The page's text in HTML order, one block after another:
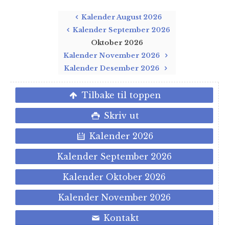
Kalender August 2026
Kalender September 2026
Oktober 2026
Kalender November 2026
Kalender Desember 2026
Tilbake til toppen
Skriv ut
Kalender 2026
Kalender September 2026
Kalender Oktober 2026
Kalender November 2026
Kontakt